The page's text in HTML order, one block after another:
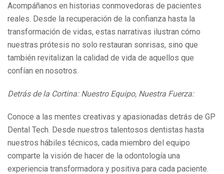
Acompáñanos en historias conmovedoras de pacientes
reales. Desde la recuperación de la confianza hasta la
transformación de vidas, estas narrativas ilustran cómo
nuestras prótesis no solo restauran sonrisas, sino que
también revitalizan la calidad de vida de aquellos que
confían en nosotros.
Detrás de la Cortina: Nuestro Equipo, Nuestra Fuerza:
Conoce a las mentes creativas y apasionadas detrás de GP
Dental Tech. Desde nuestros talentosos dentistas hasta
nuestros hábiles técnicos, cada miembro del equipo
comparte la visión de hacer de la odontología una
experiencia transformadora y positiva para cada paciente.